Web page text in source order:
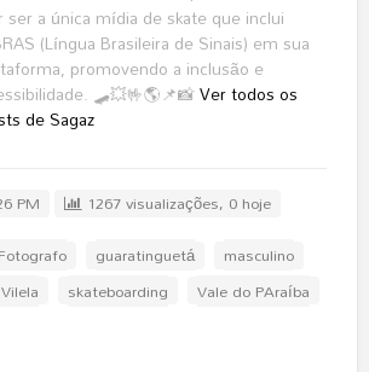
ser a única mídia de skate que inclui
(Língua Brasileira de Sinais) em sua
promovendo a inclusão e
🛹💥🤟🌎📌📸Ver todos os
de Sagaz
PM
1267 visualizações, 0 hoje
Fotografo guaratinguetá
masculino
skateboarding
Vale do PAraíba